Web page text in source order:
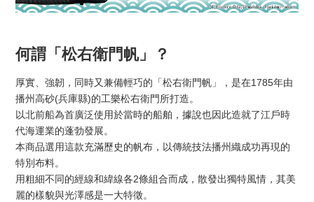
何謂「松右衛門帆」？
厚實、強韌，同時又兼備輕巧的「松右衛門帆」，是在1785年由
播州高砂(兵庫縣)的工樂松右衛門所打造。
以北前船為首廣泛使用於當時的船舶，據說也因此造就了江戶時
代海運業的蓬勃發展。
本商品選用這款充滿歷史的帆布，以傳統技法播州織成功再現的
特別布料。
用粗細不同的經線和緯線各2條組合而成，散發出獨特風情，其美
麗的樣貌與光澤感是一大特徵。